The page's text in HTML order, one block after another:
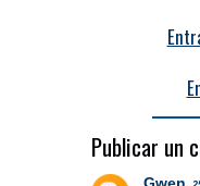
Publicar un